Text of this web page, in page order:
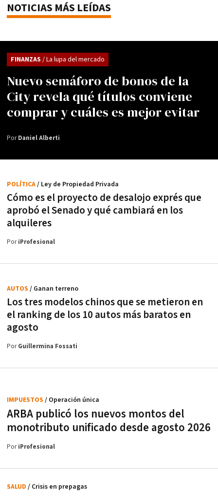
NOTICIAS MÁS LEÍDAS
Nuevo semáforo de bonos de la
City revela qué títulos conviene
comprar y cuáles es mejor evitar
FINANZAS / La lupa del mercado
PorDaniel Alberti
Cómo es el proyecto de desalojo exprés que
aprobó el Senado y qué cambiará en los
alquileres
POLÍTICA/ Ley de Propiedad Privada
PoriProfesional
Los tres modelos chinos que se metieron en
el ranking de los 10 autos más baratos en
agosto
AUTOS / Ganan terreno
PorGuillermina Fossati
ARBA publicó los nuevos montos del
monotributo unificado desde agosto 2026
IMPUESTOS / Operación única
PoriProfesional
SALUD / Crisis en prepagas